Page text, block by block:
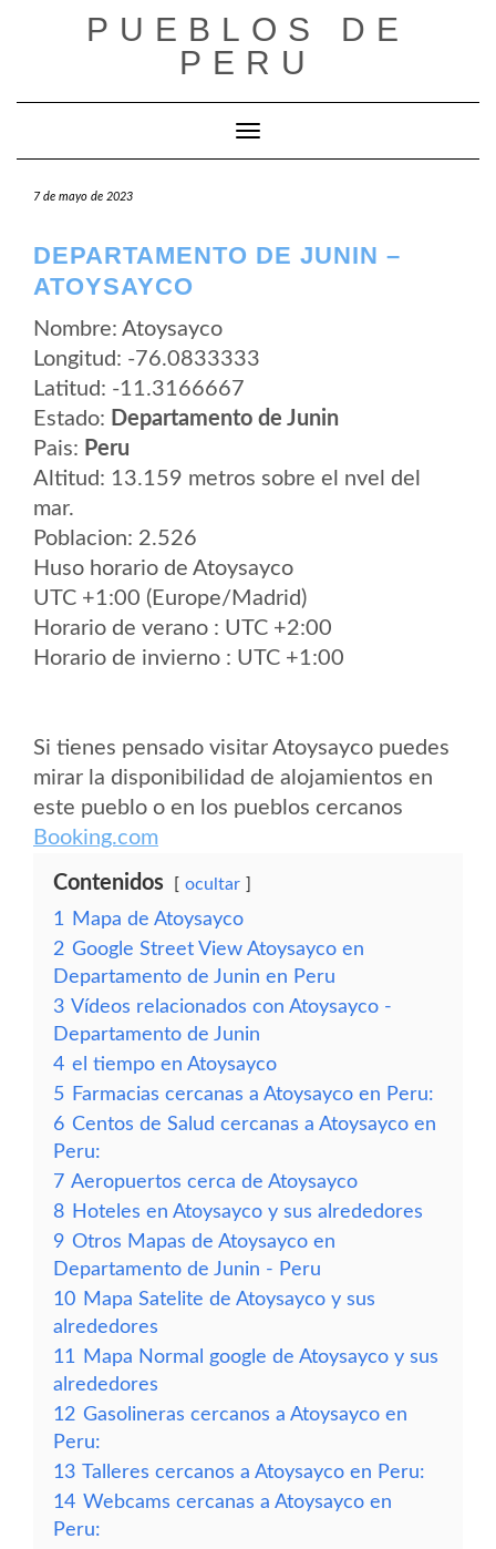
PUEBLOS DE
PERU
Cambiar modo de navegación
7 de mayo de 2023
DEPARTAMENTO DE JUNIN –
ATOYSAYCO
Nombre: Atoysayco
Longitud: -76.0833333
Latitud: -11.3166667
Estado: Departamento de Junin
Pais: Peru
Altitud: 13.159 metros sobre el nvel del
mar.
Poblacion: 2.526
Huso horario de Atoysayco
UTC +1:00 (Europe/Madrid)
Horario de verano : UTC +2:00
Horario de invierno : UTC +1:00
Si tienes pensado visitar Atoysayco puedes
mirar la disponibilidad de alojamientos en
este pueblo o en los pueblos cercanos
Booking.com
Contenidos ocultar
1
Mapa de Atoysayco
2 Google Street View Atoysayco en
Departamento de Junin en Peru
3 Vídeos relacionados con Atoysayco -
Departamento de Junin
4 el tiempo en Atoysayco
5 Farmacias cercanas a Atoysayco en Peru:
6 Centos de Salud cercanas a Atoysayco en
Peru:
7 Aeropuertos cerca de Atoysayco
8 Hoteles en Atoysayco y sus alrededores
9 Otros Mapas de Atoysayco en
Departamento de Junin - Peru
10 Mapa Satelite de Atoysayco y sus
alrededores
11
Mapa Normal google de Atoysayco y sus
alrededores
12 Gasolineras cercanos a Atoysayco en
Peru:
13 Talleres cercanos a Atoysayco en Peru:
14 Webcams cercanas a Atoysayco en
Peru: